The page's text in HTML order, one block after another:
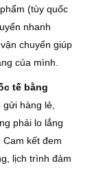
(tùy quốc
nhanh
chuyển giúp
của mình.
tế bằng
gửi hàng lẻ,
phải lo lắng
kết đem
lịch trình đảm